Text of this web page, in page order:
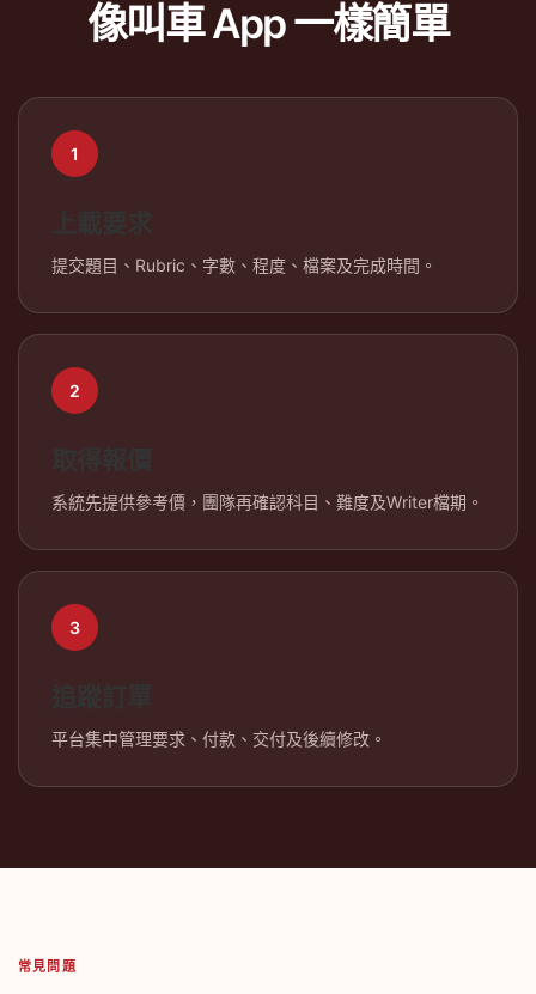
像叫車 App 一樣簡單
1
提交題目、Rubric、字數、程度、檔案及完成時間。
2
系統先提供參考價，團隊再確認科目、難度及Writer檔期。
3
平台集中管理要求、付款、交付及後續修改。
常見問題